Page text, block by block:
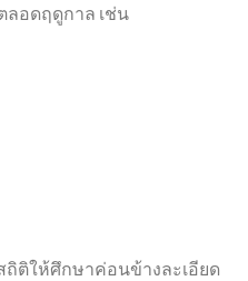
อดฤดูกาล เช่น
ติให้ศึกษาค่อนข้างละเอียด